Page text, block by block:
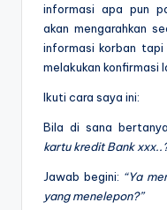
informasi apa pun
akan mengarahkan
informasi korban tapi
melakukan konfirmasi
Ikuti cara saya ini:
Bila di sana
kartu kredit Bank
Jawab begini: “Ya
yang menelepon?”